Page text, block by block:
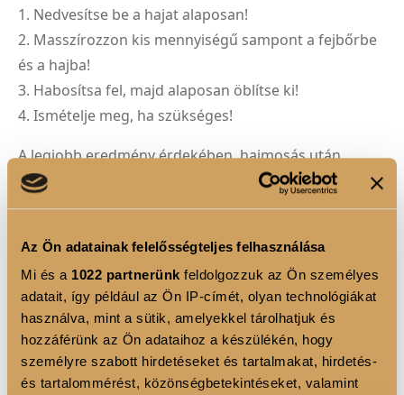
Az Ön adatainak felelősségteljes felhasználása
Mi és a 1022 partnerünk feldolgozzuk az Ön személyes
adatait, így például az Ön IP-címét, olyan technológiákat
használva, mint a sütik, amelyekkel tárolhatjuk és
hozzáférünk az Ön adataihoz a készülékén, hogy
személyre szabott hirdetéseket és tartalmakat, hirdetés-
és tartalommérést, közönségbetekintéseket, valamint
1. Nedvesítse be a hajat alaposan!
2. Masszírozzon kis mennyiségű sampont a fejbőrbe
és a hajba!
3. Habosítsa fel, majd alaposan öblítse ki!
4. Ismételje meg, ha szükséges!
A legjobb eredmény érdekében, hajmosás után
használja a LUXOYA REPAIR kondicionálót!
TERMÉK ELŐNYÖK
Intenzív hidratáló sampon száraz és sérült hajra
Különleges hidratáló komplexszel
Parabén-, szulfát- és állatkísérlet-mentesen előállított